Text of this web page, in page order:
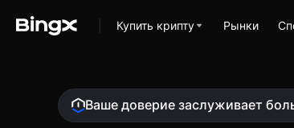
Ваше доверие заслуживает